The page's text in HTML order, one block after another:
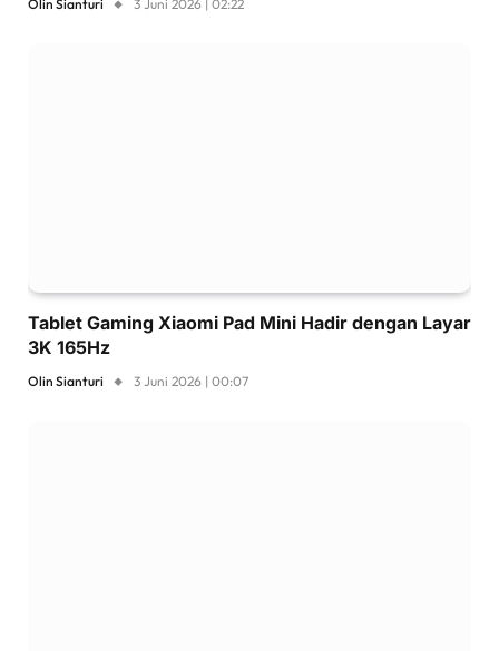
Olin Sianturi 3 Juni 2026 | 02:22
Tablet Gaming Xiaomi Pad Mini Hadir dengan Layar
3K 165Hz
Olin Sianturi 3 Juni 2026 | 00:07